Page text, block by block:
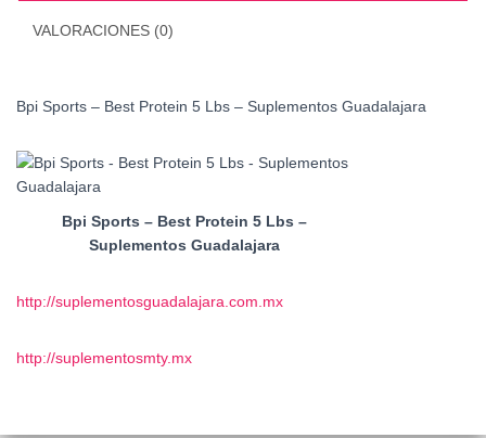
VALORACIONES (0)
Bpi Sports – Best Protein 5 Lbs – Suplementos Guadalajara
Bpi Sports – Best Protein 5 Lbs –
Suplementos Guadalajara
http://suplementosguadalajara.com.mx
http://suplementosmty.mx